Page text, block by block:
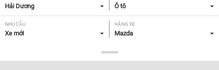
Hải Dương Ô tô
NHU CẦU
Xe mới
HÃNG XE
Mazda
Mazda CX9
NĂM SẢN XUẤT
Tất cả